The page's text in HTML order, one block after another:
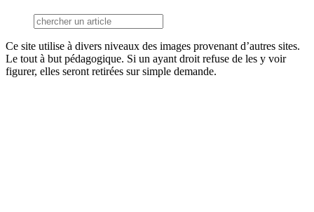
Ce site utilise à divers niveaux des images provenant d’autres sites.
Le tout à but pédagogique. Si un ayant droit refuse de les y voir
figurer, elles seront retirées sur simple demande.